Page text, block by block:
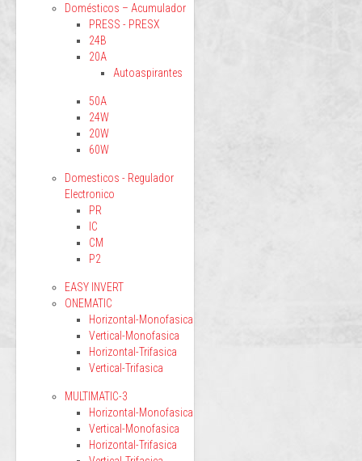
Domésticos – Acumulador
PRESS - PRESX
24B
20A
Autoaspirantes
50A
24W
20W
60W
Domesticos - Regulador
Electronico
PR
IC
CM
P2
EASY INVERT
ONEMATIC
Horizontal-Monofasica
Vertical-Monofasica
Horizontal-Trifasica
Vertical-Trifasica
MULTIMATIC-3
Horizontal-Monofasica
Vertical-Monofasica
Horizontal-Trifasica